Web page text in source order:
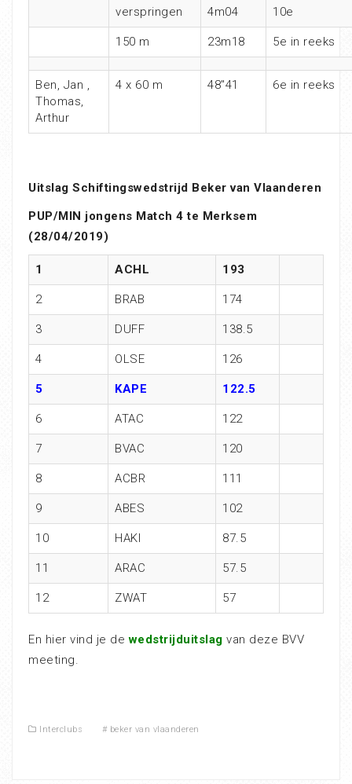
verspringen 4m04 10e
150 m 23m18 5e in reeks
Ben, Jan ,
Thomas,
Arthur
4 x 60 m 48″41 6e in reeks
Uitslag Schiftingswedstrijd Beker van Vlaanderen
PUP/MIN jongens Match 4 te Merksem
(28/04/2019)
1 ACHL 193
2 BRAB 174
3 DUFF 138.5
4 OLSE 126
5 KAPE 122.5
6 ATAC 122
7 BVAC 120
8 ACBR 111
9 ABES 102
10 HAKI 87.5
11 ARAC 57.5
12 ZWAT 57
En hier vind je dewedstrijduitslag van deze BVV
meeting.
Interclubs # beker van vlaanderen